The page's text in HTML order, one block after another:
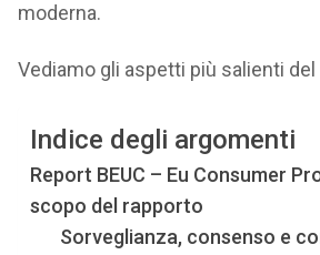
moderna.
Vediamo gli aspetti più salienti del
Indice degli argomenti
Report BEUC – Eu Consumer
scopo del rapporto
Sorveglianza, consenso e